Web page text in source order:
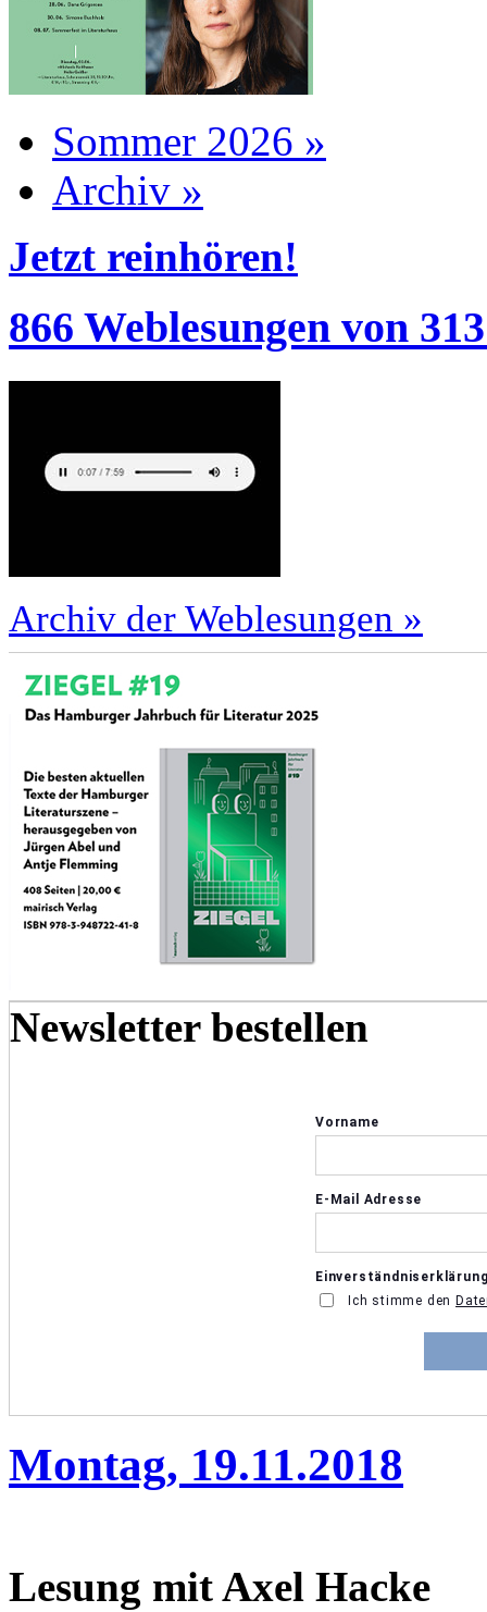
Sommer 2026 »
Archiv »
Jetzt reinhören!
866 Weblesungen von
Archiv der Weblesungen »
Newsletter bestellen
Montag, 19.11.2018
Lesung mit Axel Hacke